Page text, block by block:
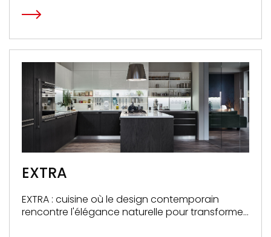
EXTRA
EXTRA : cuisine où le design contemporain
rencontre l'élégance naturelle pour transformer